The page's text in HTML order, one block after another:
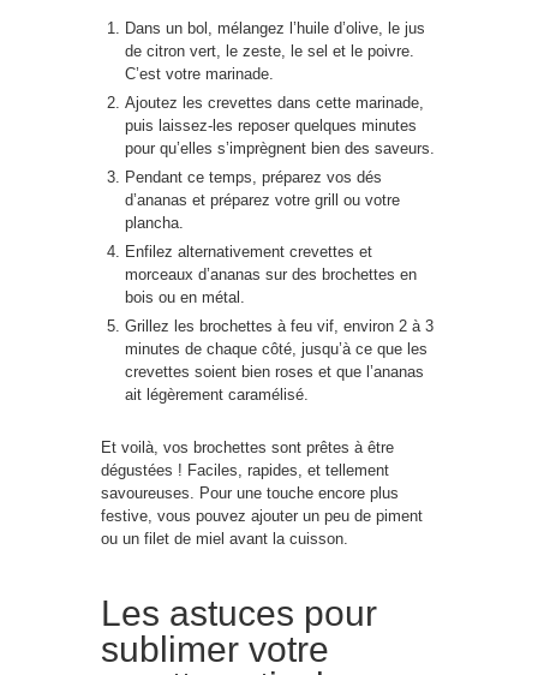
Dans un bol, mélangez l’huile d’olive, le jus
de citron vert, le zeste, le sel et le poivre.
C’est votre marinade.
Ajoutez les crevettes dans cette marinade,
puis laissez-les reposer quelques minutes
pour qu’elles s’imprègnent bien des saveurs.
Pendant ce temps, préparez vos dés
d’ananas et préparez votre grill ou votre
plancha.
Enfilez alternativement crevettes et
morceaux d’ananas sur des brochettes en
bois ou en métal.
Grillez les brochettes à feu vif, environ 2 à 3
minutes de chaque côté, jusqu’à ce que les
crevettes soient bien roses et que l’ananas
ait légèrement caramélisé.
Et voilà, vos brochettes sont prêtes à être
dégustées ! Faciles, rapides, et tellement
savoureuses. Pour une touche encore plus
festive, vous pouvez ajouter un peu de piment
ou un filet de miel avant la cuisson.
Les astuces pour
sublimer votre